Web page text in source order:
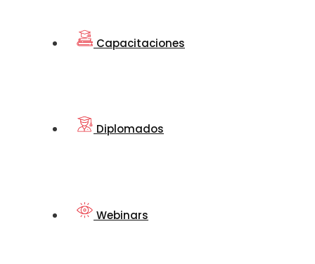
Capacitaciones
Diplomados
Webinars